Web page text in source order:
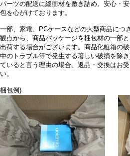
パーツの配送に緩衝材を敷き詰め、安心・
包を心がけております。
一部、家電、PCケースなどの大型商品につ
観点から、商品パッケージを梱包材の一部
出荷する場合がございます。商品化粧箱の
中のトラブル等で発生する著しい破損を除
ていると言う理由の場合、返品・交換はお
い。
梱包例)